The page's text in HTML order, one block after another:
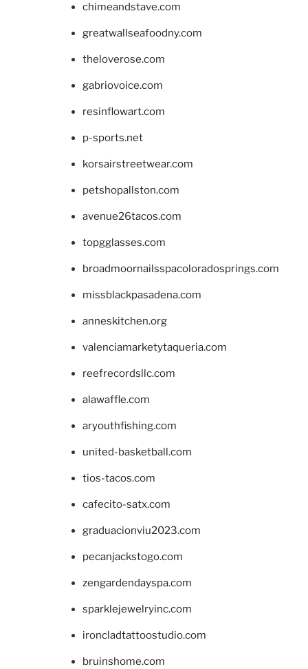
chimeandstave.com
greatwallseafoodny.com
theloverose.com
gabriovoice.com
resinflowart.com
p-sports.net
korsairstreetwear.com
petshopallston.com
avenue26tacos.com
topgglasses.com
broadmoornailsspacoloradosprings.com
missblackpasadena.com
anneskitchen.org
valenciamarketytaqueria.com
reefrecordsllc.com
alawaffle.com
aryouthfishing.com
united-basketball.com
tios-tacos.com
cafecito-satx.com
graduacionviu2023.com
pecanjackstogo.com
zengardendayspa.com
sparklejewelryinc.com
ironcladtattoostudio.com
bruinshome.com